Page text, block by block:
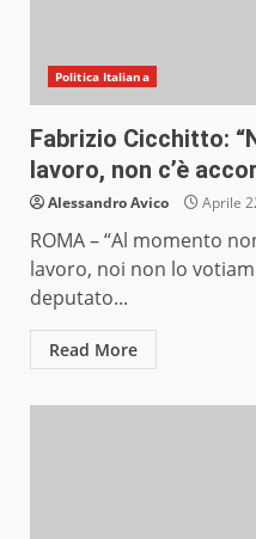
Politica Italiana
Fabrizio Cicchitto:
lavoro, non c’è
Alessandro Avico Aprile
ROMA – “Al momento
lavoro, noi non lo
deputato...
Read More